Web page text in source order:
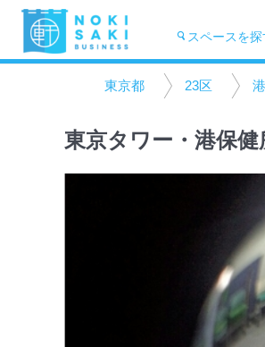
スペースを探
東京都 23区
東京タワー・港保